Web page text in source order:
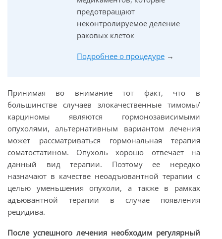
предотвращают
неконтролируемое деление
раковых клеток
Подробнее о процедуре →
Принимая во внимание тот факт, что в
большинстве случаев злокачественные тимомы/
карциномы являются гормонозависимыми
опухолями, альтернативным вариантом лечения
может рассматриваться гормональная терапия
соматостатином. Опухоль хорошо отвечает на
данный вид терапии. Поэтому ее нередко
назначают в качестве неоадъювантной терапии с
целью уменьшения опухоли, а также в рамках
адъювантной терапии в случае появления
рецидива.
После успешного лечения необходим регулярный